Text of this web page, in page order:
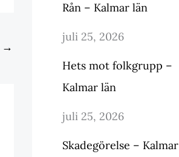
→
Rån – Kalmar län
juli 25, 2026
Hets mot folkgrupp –
Kalmar län
juli 25, 2026
Skadegörelse – Kalmar